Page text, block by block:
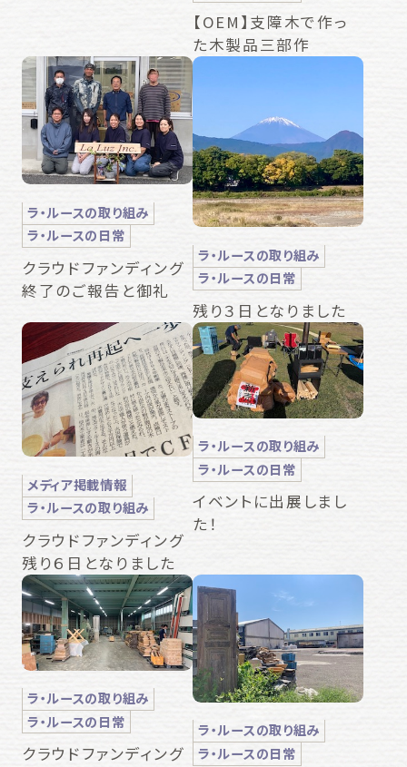
【OEM】支障木で作っ
た木製品三部作
ラ・ルースの取り組み
ラ・ルースの日常
クラウドファンディング
終了のご報告と御礼
ラ・ルースの取り組み
ラ・ルースの日常
残り３日となりました
メディア掲載情報
ラ・ルースの取り組み
クラウドファンディング
残り６日となりました
ラ・ルースの取り組み
ラ・ルースの日常
イベントに出展しまし
た！
ラ・ルースの取り組み
ラ・ルースの日常
クラウドファンディング
ラ・ルースの取り組み
ラ・ルースの日常